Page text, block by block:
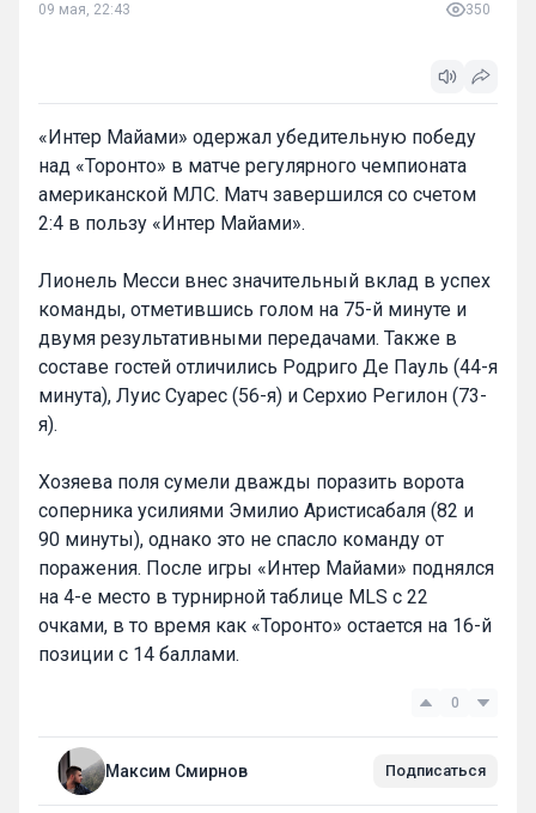
09 мая, 22:43 350
«Интер Майами» одержал убедительную победу
над «Торонто» в матче регулярного чемпионата
американской МЛС. Матч завершился со счетом
2:4 в пользу «Интер Майами».
Лионель Месси внес значительный вклад в успех
команды, отметившись голом на 75-й минуте и
двумя результативными передачами. Также в
составе гостей отличились Родриго Де Пауль (44-я
минута), Луис Суарес (56-я) и Серхио Регилон (73-
я).
Хозяева поля сумели дважды поразить ворота
соперника усилиями Эмилио Аристисабаля (82 и
90 минуты), однако это не спасло команду от
поражения. После игры «Интер Майами» поднялся
на 4-е место в турнирной таблице MLS с 22
очками, в то время как «Торонто» остается на 16-й
позиции с 14 баллами.
0
Максим Смирнов Подписаться